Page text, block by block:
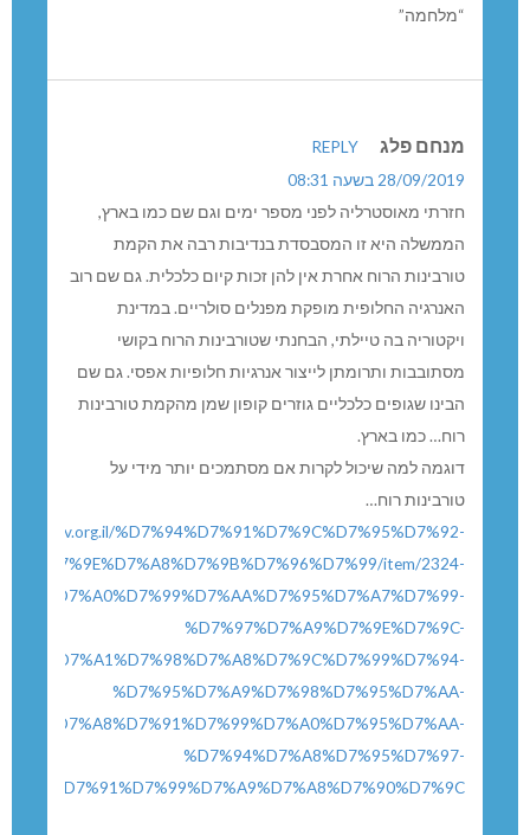
“מלחמה”
מנחם פלג
REPLY
28/09/2019 בשעה 08:31
חזרתי מאוסטרליה לפני מספר ימים וגם שם כמו בארץ,
הממשלה היא זו המסבסדת בנדיבות רבה את הקמת
טורבינות הרוח אחרת אין להן זכות קיום כלכלית. גם שם רוב
האנרגיה החלופית מופקת מפנלים סולריים. במדינת
ויקטוריה בה טיילתי, הבחנתי שטורבינות הרוח בקושי
מסתובבות ותרומתן לייצור אנרגיות חלופיות אפסי. גם שם
הבינו שגופים כלכליים גוזרים קופון שמן מהקמת טורבינות
רוח… כמו בארץ.
דוגמה למה שיכול לקרות אם מסתמכים יותר מידי על
טורבינות רוח…
www.kav.org.il/%D7%94%D7%91%D7%9C%D7%95%D7%92-
item/2324-
%D7%A0%D7%99%D7%AA%D7%95%D7%A7%D7%99-
%D7%97%D7%A9%D7%9E%D7%9C-
%D7%95%D7%A9%D7%98%D7%95%D7%AA-
%D7%94%D7%A8%D7%95%D7%97-
%D7%91%D7%99%D7%A9%D7%A8%D7%90%D7%9C